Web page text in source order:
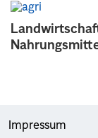
Impressum